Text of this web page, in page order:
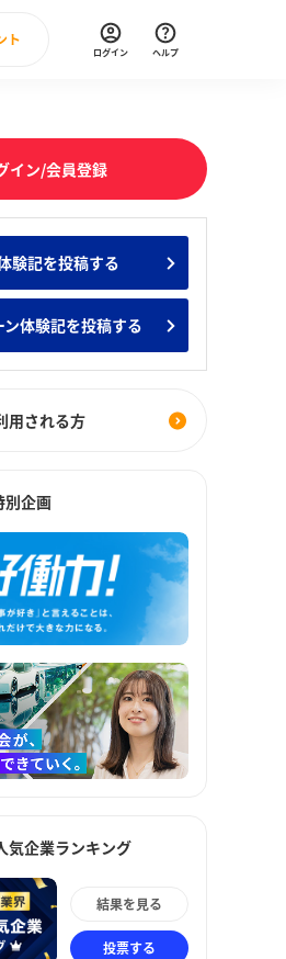
みんなのインターン人気企業ランキ
ト
直近のイベント一覧
ログイン ヘルプ
イン/会員登録
験記を投稿する
ン体験記を投稿する
用される方
企画
気企業ランキング
結果を見る
投票する